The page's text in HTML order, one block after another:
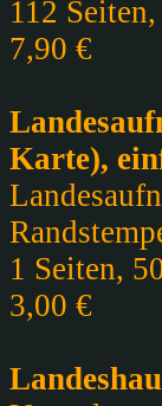
112
7,90 €
Karte),
1 Seiten,
3,00 €